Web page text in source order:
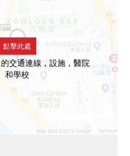
點擊此處
交通連線，設施，醫院
和學校